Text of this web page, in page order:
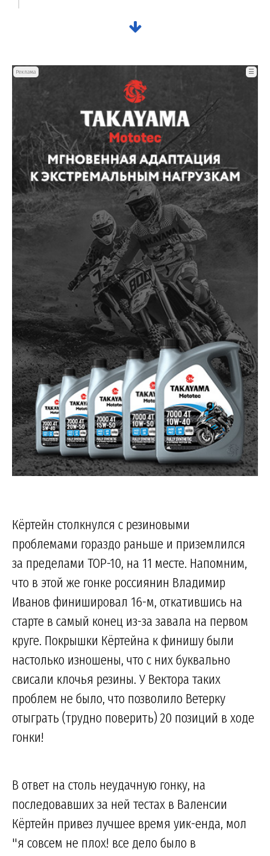
Реклама ☰
Кёртейн столкнулся с резиновыми
проблемами гораздо раньше и приземлился
за пределами TOP-10, на 11 месте. Напомним,
что в этой же гонке россиянин Владимир
Иванов финишировал 16-м, откатившись на
старте в самый конец из-за завала на первом
круге. Покрышки Кёртейна к финишу были
настолько изношены, что с них буквально
свисали клочья резины. У Вектора таких
проблем не было, что позволило Ветерку
отыграть (трудно поверить) 20 позиций в ходе
гонки!
В ответ на столь неудачную гонку, на
последовавших за ней тестах в Валенсии
Кёртейн привез лучшее время уик-енда, мол
"я совсем не плох! все дело было в